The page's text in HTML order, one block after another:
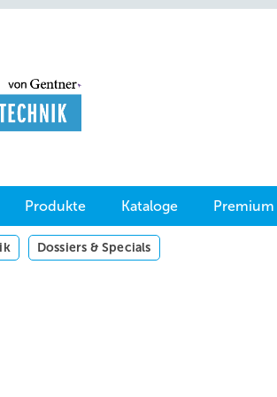
Produkte Kataloge Premium
Dossiers & Specials